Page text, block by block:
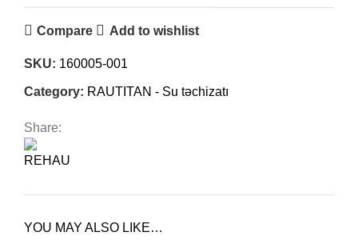
Compare Add to wishlist
SKU: 160005-001
Category: RAUTITAN - Su təchizatı
Share:
YOU MAY ALSO LIKE…